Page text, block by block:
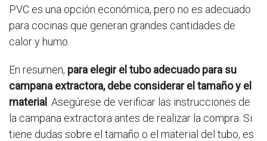
PVC es una opción económica, pero no es adecuado
para cocinas que generan grandes cantidades de
calor y humo.
En resumen, para elegir el tubo adecuado para su
campana extractora, debe considerar el tamaño y el
material . Asegúrese de verificar las instrucciones de
la campana extractora antes de realizar la compra. Si
tiene dudas sobre el tamaño o el material del tubo, es